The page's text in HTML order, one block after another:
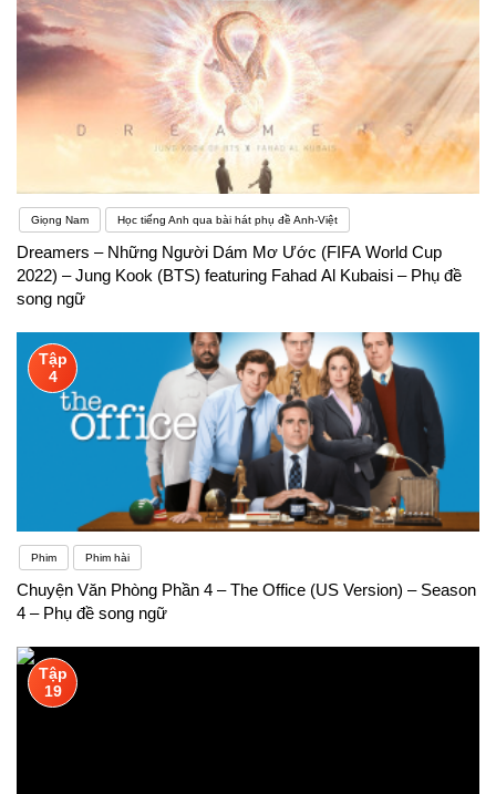
Giọng Nam Học tiếng Anh qua bài hát phụ đề Anh-Việt
Dreamers – Những Người Dám Mơ Ước (FIFA World Cup
2022) – Jung Kook (BTS) featuring Fahad Al Kubaisi – Phụ đề
song ngữ
Tập
4
Phim Phim hài
Chuyện Văn Phòng Phần 4 – The Office (US Version) – Season
4 – Phụ đề song ngữ
Tập
19